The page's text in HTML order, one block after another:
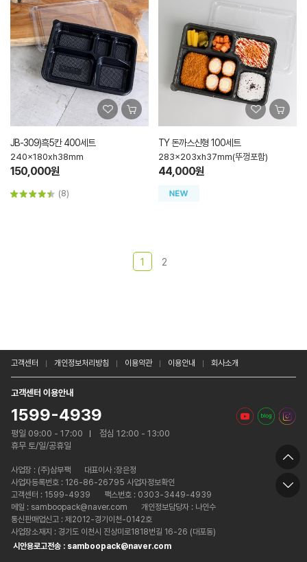
JB-309)흑5칸 400세트
240x180xh38mm
150,000원
(8)
TY 돈까스신형 100세트
283x203xh37mm(뚜껑포함)
44,000원
1 2
고객센터 개인정보처리방침 이용약관 이용안내 회사소개
고객센터 이용안내
1599-4939
평일 09:00 - 17:00
점심 12:00 - 13:00
휴무 토/일/공휴일
사업장 : (주)삼부팩
대표이사 :장은정
사업자등록번호 : 126-86-26795 사업자정보확인
고객센터 : 1599-4939
팩스번호 : 0303-3449-4939
메일 : samboopack@naver.com
개인정보담당자 : 나인수
통신판매업신고 : 제2012-경기이천-0142호
사업장소재지 : 경기도 이천시 진상미로1818번길 16-26 (대포동)
시안용로고전송 : samboopack@naver.com